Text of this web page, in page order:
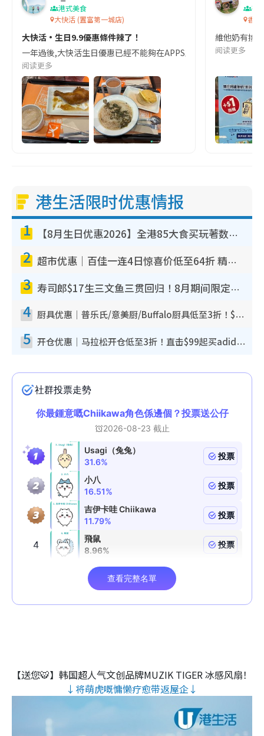
港式美食
大快活 (置富第一城店)
大快活·生日9.9優惠條件辣了！
一年過後,大快活生日優惠已經不能夠在APPS上下單,需改用排
阅读更多
著
香港
維他奶有換
阅读更多
港生活限时优惠情报
1 【8月生日优惠2026】全港85大食买玩著数攻略 自助餐/火锅放题同行免费＋诚品/DONKI送现金券
2 超市优惠｜百佳一连4日惊喜价低至64折 精选货品$6.5起！指定周末分店免费试食+送$20现金券
3 寿司郎$17生三文鱼三贯回归！8月期间限定创业祭 $10白碟优惠／$12大切长鳍大吞拿鱼腩
4 厨具优惠｜普乐氏/意美厨/Buffalo厨具低至3折！$89起买煎锅/炒锅/个人锅 同场小家电激减至$99起
5 开仓优惠｜马拉松开仓低至3折！直击$99起买adidas／New Balance／Puma鞋款 STANLEY保温杯劈价至$119起
【送您🐯】韩国超人气文创品牌MUZIK TIGER 冰感风扇！
↓将萌虎嘅慵懒疗愈带返屋企↓